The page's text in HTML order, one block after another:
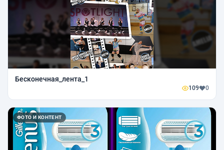
Бесконечная_лента_1
109 0
ФОТО И КОНТЕНТ